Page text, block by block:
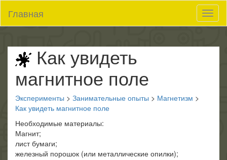
it
Главная
Как увидеть
магнитное поле
Эксперименты > Занимательные опыты > Магнетизм >
Как увидеть магнитное поле
Необходимые материалы:
Магнит;
лист бумаги;
железный порошок (или металлические опилки);